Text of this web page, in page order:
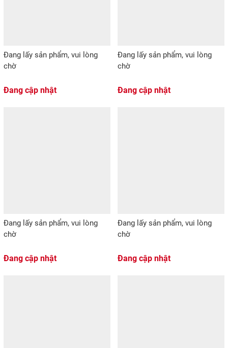
Đang lấy sản phẩm, vui lòng
chờ
Đang cập nhật
Đang lấy sản phẩm, vui lòng
chờ
Đang cập nhật
Đang lấy sản phẩm, vui lòng
chờ
Đang cập nhật
Đang lấy sản phẩm, vui lòng
chờ
Đang cập nhật